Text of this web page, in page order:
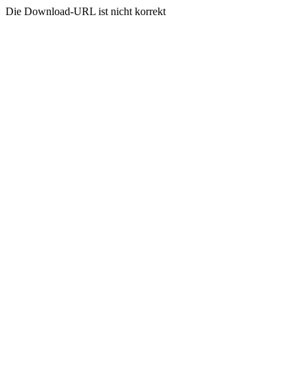
Die Download-URL ist nicht korrekt